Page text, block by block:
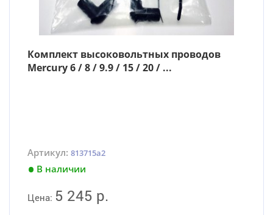
Комплект высоковольтных проводов
Mercury 6 / 8 / 9.9 / 15 / 20 / ...
Артикул: 813715a2
В наличии
Цена: 5 245 р.